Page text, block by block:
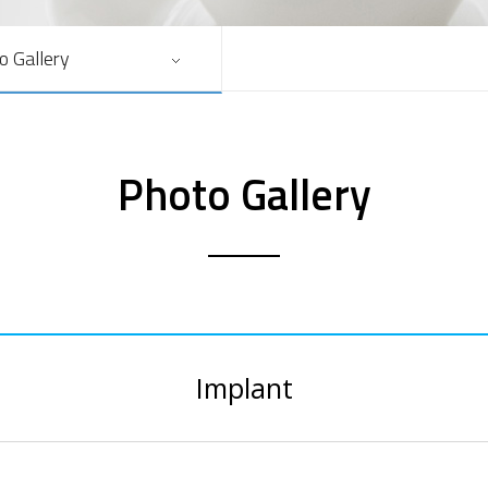
Gallery
Photo Gallery
Implant